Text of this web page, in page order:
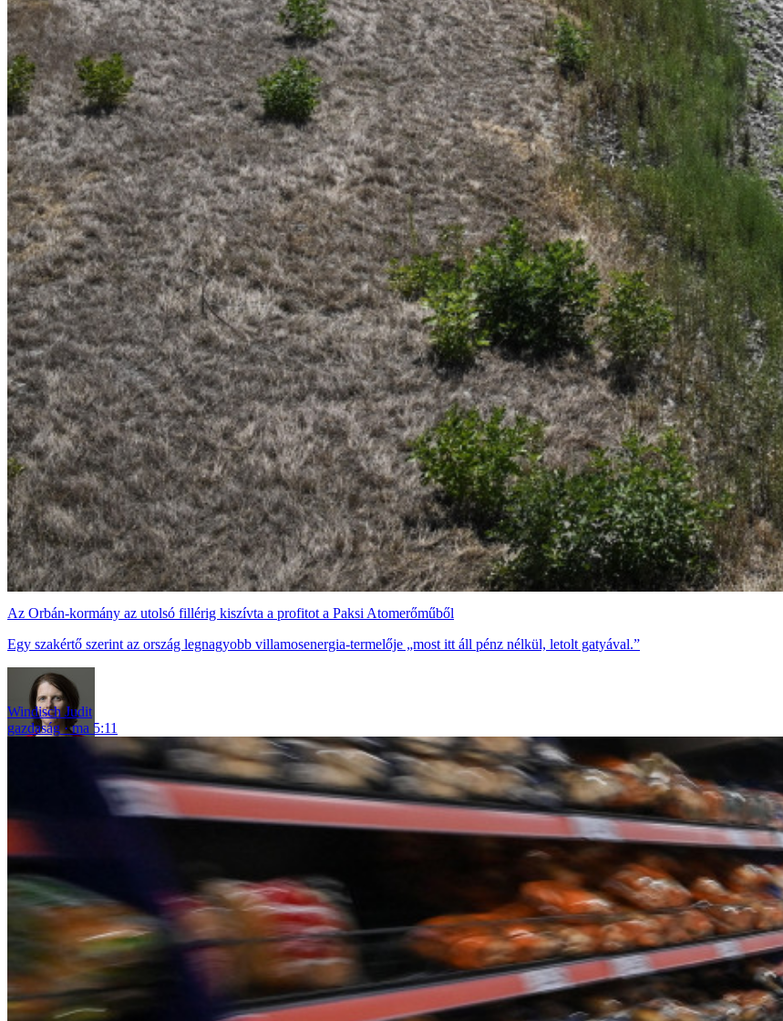
Az Orbán-kormány az utolsó fillérig kiszívta a profitot a Paksi Atomerőműből
Egy szakértő szerint az ország legnagyobb villamosenergia-termelője „most itt áll pénz nélkül, letolt gatyával.”
Windisch Judit
gazdaság
ma 5:11